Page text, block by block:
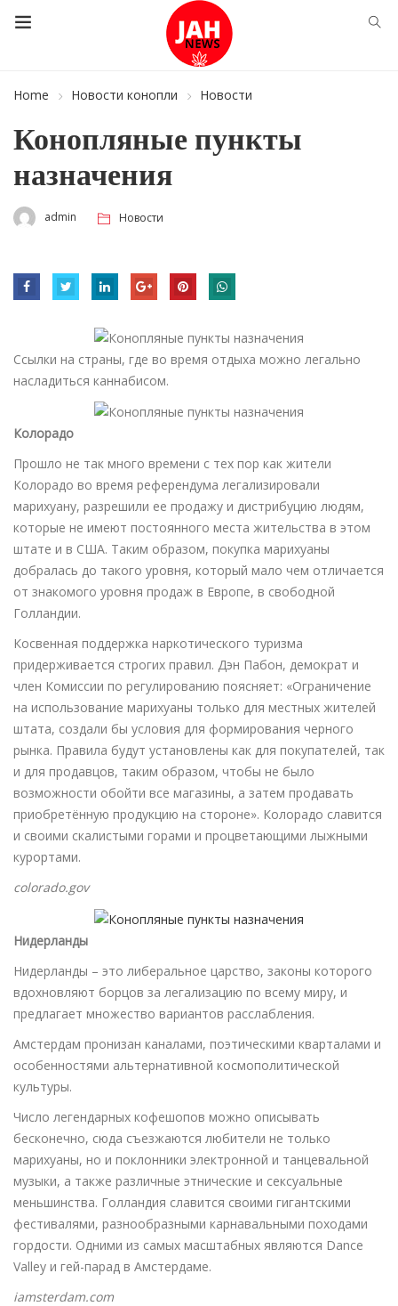
Home Новости конопли Новости
Конопляные пункты
назначения
admin Новости
Ссылки на страны, где во время отдыха можно легально
насладиться каннабисом.
Колорадо
Прошло не так много времени с тех пор как жители
Колорадо во время референдума легализировали
марихуану, разрешили ее продажу и дистрибуцию людям,
которые не имеют постоянного места жительства в этом
штате и в США. Таким образом, покупка марихуаны
добралась до такого уровня, который мало чем отличается
от знакомого уровня продаж в Европе, в свободной
Голландии.
Косвенная поддержка наркотического туризма
придерживается строгих правил. Дэн Пабон, демократ и
член Комиссии по регулированию поясняет: «Ограничение
на использование марихуаны только для местных жителей
штата, создали бы условия для формирования черного
рынка. Правила будут установлены как для покупателей, так
и для продавцов, таким образом, чтобы не было
возможности обойти все магазины, а затем продавать
приобретённую продукцию на стороне». Колорадо славится
и своими скалистыми горами и процветающими лыжными
курортами.
colorado.gov
Нидерланды
Нидерланды – это либеральное царство, законы которого
вдохновляют борцов за легализацию по всему миру, и
предлагает множество вариантов расслабления.
Амстердам пронизан каналами, поэтическими кварталами и
особенностями альтернативной космополитической
культуры.
Число легендарных кофешопов можно описывать
бесконечно, сюда съезжаются любители не только
марихуаны, но и поклонники электронной и танцевальной
музыки, а также различные этнические и сексуальные
меньшинства. Голландия славится своими гигантскими
фестивалями, разнообразными карнавальными походами
гордости. Одними из самых масштабных являются Dance
Valley и гей-парад в Амстердаме.
iamsterdam.com